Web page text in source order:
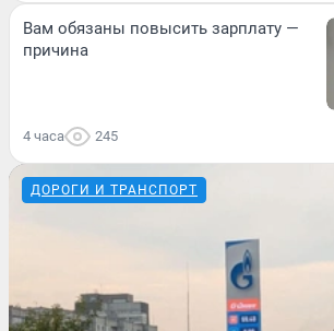
Вам обязаны повысить зарплату —
причина
4 часа 245
ДОРОГИ И ТРАНСПОРТ